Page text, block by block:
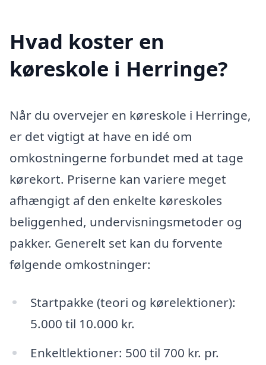
Hvad koster en
køreskole i Herringe?
Når du overvejer en køreskole i Herringe,
er det vigtigt at have en idé om
omkostningerne forbundet med at tage
kørekort. Priserne kan variere meget
afhængigt af den enkelte køreskoles
beliggenhed, undervisningsmetoder og
pakker. Generelt set kan du forvente
følgende omkostninger:
Startpakke (teori og kørelektioner):
5.000 til 10.000 kr.
Enkeltlektioner: 500 til 700 kr. pr.